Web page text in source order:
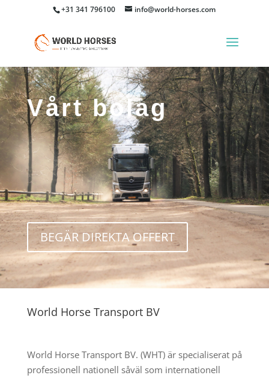
+31 341 796100 info@world-horses.com
Vårt bolag
BEGÄR DIREKTA OFFERT
World Horse Transport BV
World Horse Transport BV. (WHT) är specialiserat på
professionell nationell såväl som internationell